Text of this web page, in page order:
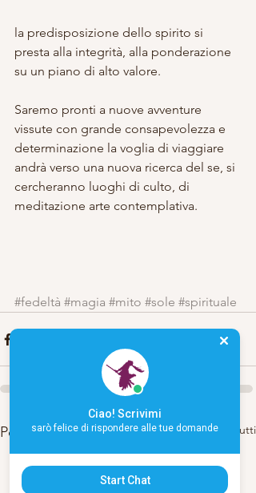
la predisposizione dello spirito si
presta alla integrità, alla ponderazione
su un piano di alto valore.
Saremo pronti a nuove avventure
vissute con grande consapevolezza e
determinazione la voglia di viaggiare
andrà verso una nuova ricerca del se, si
cercheranno luoghi di culto, di
meditazione arte contemplativa.
#fedeltà #magia #mito #sole #spirituale
Post recenti Mostra tutti
Ciao! Scrivimi
sarò felice di rispondere alle tue domande
Start Chat